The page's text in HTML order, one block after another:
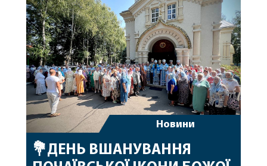
допомоги, миру, духовної радості та
благословенних успіхів у подальшому
архіпастирському служінні. […]
Новини
💐ДЕНЬ ВШАНУВАННЯ